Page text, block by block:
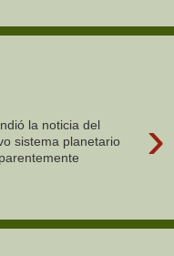
›
la noticia del
sistema planetario